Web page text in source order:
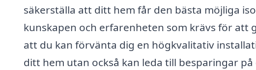
säkerställa att ditt hem får den bästa möjliga
kunskapen och erfarenheten som krävs för
att du kan förvänta dig en högkvalitativ
ditt hem utan också kan leda till besparingar